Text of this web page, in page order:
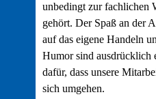
unbedingt zur fachlichen
gehört. Der Spaß an der
auf das eigene Handeln
Humor sind ausdrücklich
dafür, dass unsere
sich umgehen.